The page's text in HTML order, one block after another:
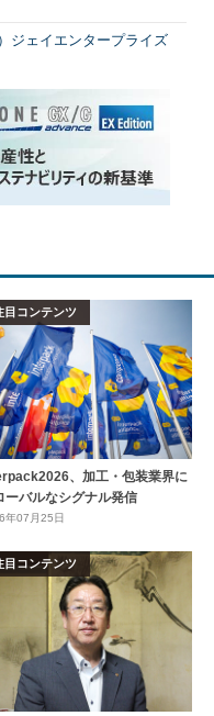
ジェイエンタープライズ
目コンテンツ
、加工・包装業界に
ーバルなシグナル発信
年07月25日
目コンテンツ